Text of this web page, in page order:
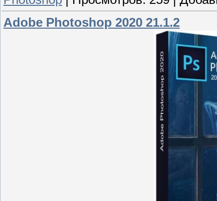
Adobe Photoshop 2020 21.1.2